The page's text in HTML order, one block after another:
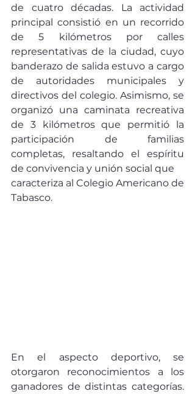
de cuatro décadas. La actividad
principal consistió en un recorrido
de 5 kilómetros por calles
representativas de la ciudad, cuyo
banderazo de salida estuvo a cargo
de autoridades municipales y
directivos del colegio. Asimismo, se
organizó una caminata recreativa
de 3 kilómetros que permitió la
participación de familias
completas, resaltando el espíritu
de convivencia y unión social que
caracteriza al Colegio Americano de
Tabasco.
En el aspecto deportivo, se
otorgaron reconocimientos a los
ganadores de distintas categorías.